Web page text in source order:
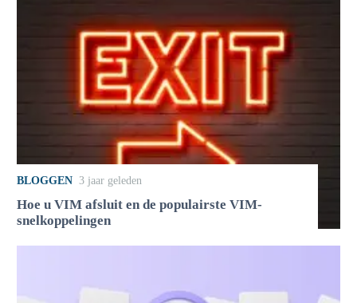
BLOGGEN 3 jaar geleden
Hoe u VIM afsluit en de populairste VIM-
snelkoppelingen